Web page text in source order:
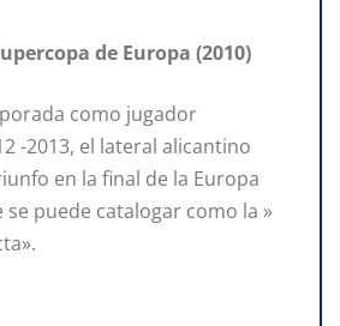
de Europa (2010)
como jugador
-2013, el lateral alicantino
en la final de la Europa
se puede catalogar como la »